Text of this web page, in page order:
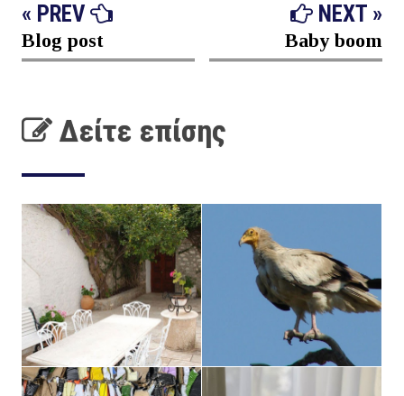
« PREV
Blog post
NEXT »
Baby boom
Δείτε επίσης